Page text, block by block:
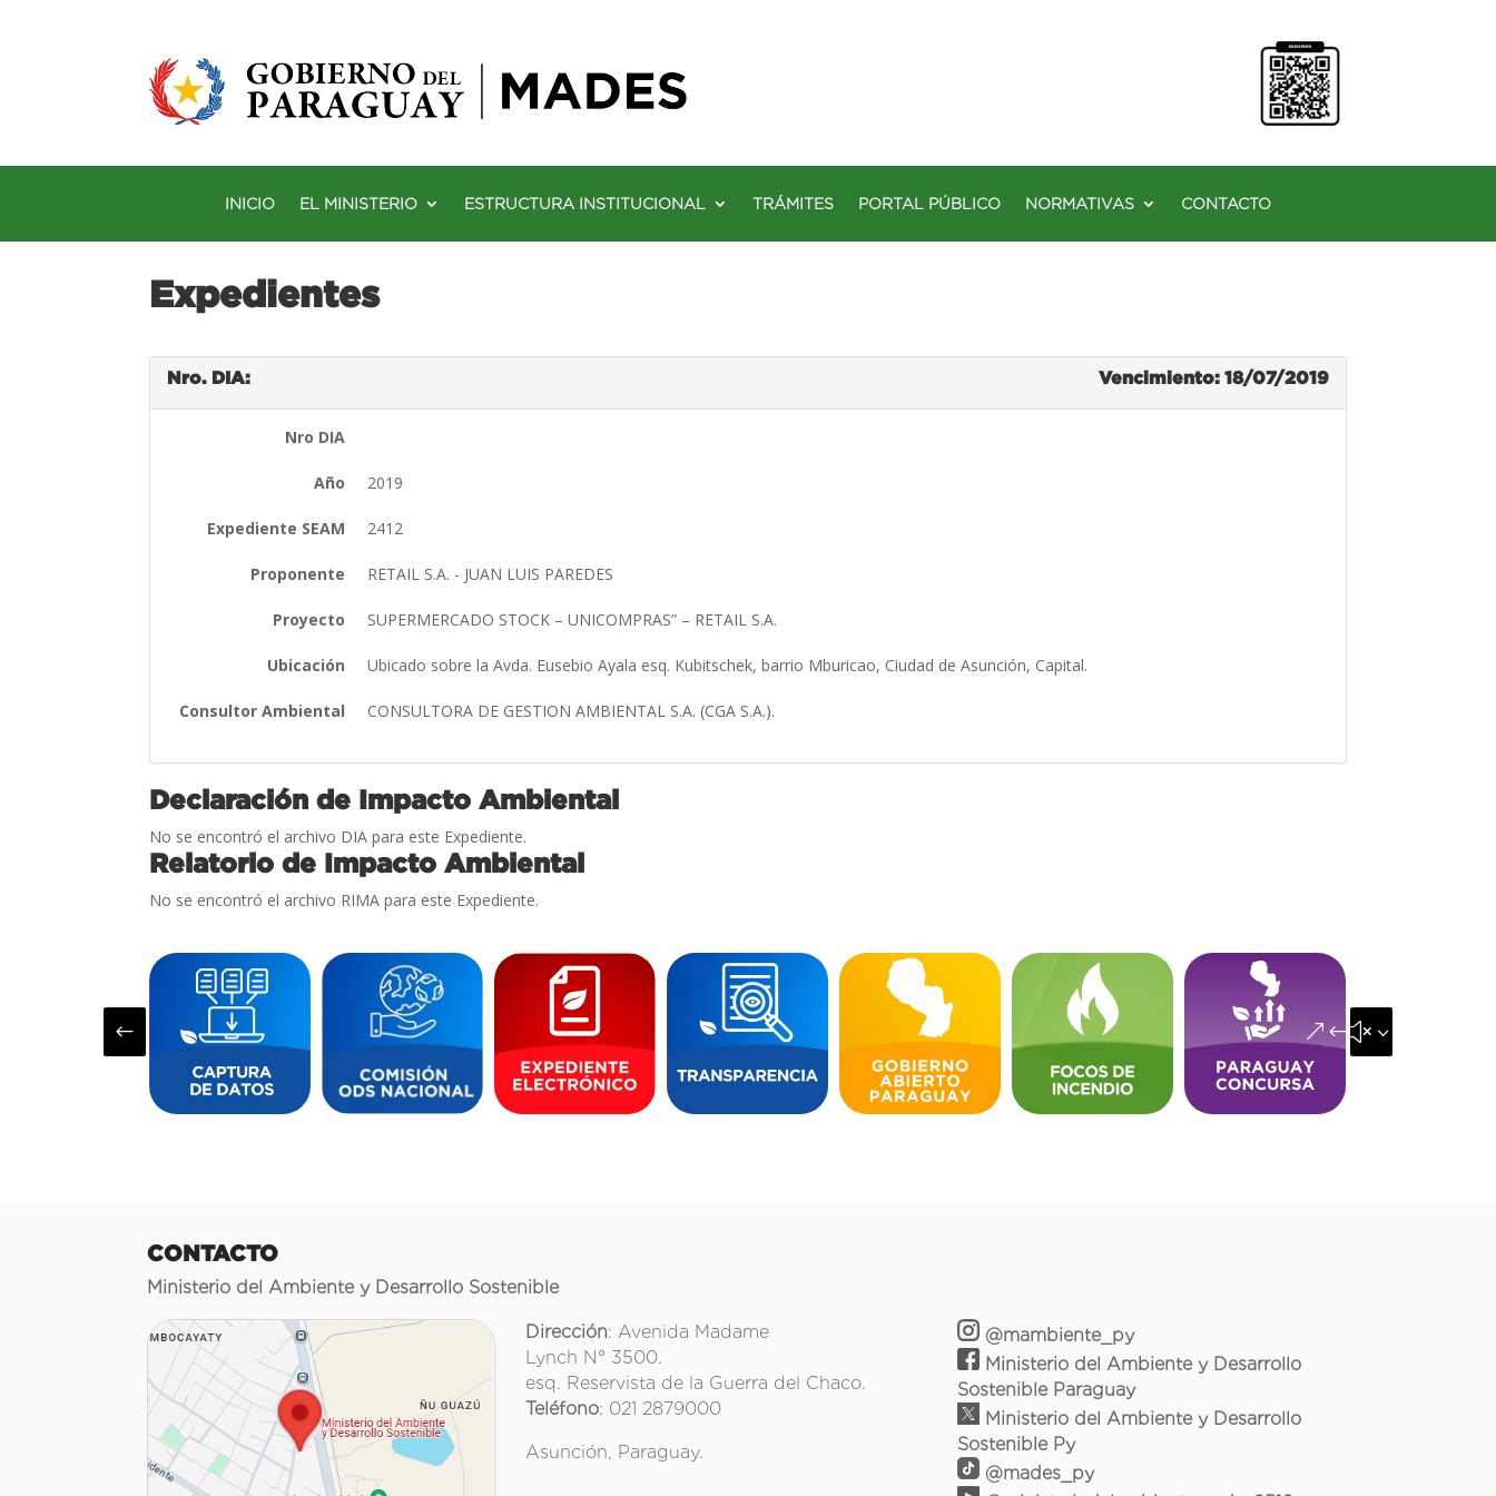
INICIO EL MINISTERIO ESTRUCTURA INSTITUCIONAL TRÁMITES PORTAL PÚBLICO NORMATIVAS CONTACTO
Expedientes
Nro. DIA: Vencimiento: 18/07/2019
Nro DIA
Año 2019
Expediente SEAM 2412
Proponente RETAIL S.A. - JUAN LUIS PAREDES
Proyecto SUPERMERCADO STOCK – UNICOMPRAS” – RETAIL S.A.
Ubicación Ubicado sobre la Avda. Eusebio Ayala esq. Kubitschek, barrio Mburicao, Ciudad de Asunción, Capital.
Consultor Ambiental CONSULTORA DE GESTION AMBIENTAL S.A. (CGA S.A.).
Declaración de Impacto Ambiental
No se encontró el archivo DIA para este Expediente.
Relatorio de Impacto Ambiental
No se encontró el archivo RIMA para este Expediente.
# &#x35;
CONTACTO
Ministerio del Ambiente y Desarrollo Sostenible
Dirección: Avenida Madame
Lynch N° 3500.
esq. Reservista de la Guerra del Chaco.
Teléfono: 021 2879000
Asunción, Paraguay.
@mambiente_py
Ministerio del Ambiente y Desarrollo
Sostenible Paraguay
Ministerio del Ambiente y Desarrollo
Sostenible Py
@mades_py